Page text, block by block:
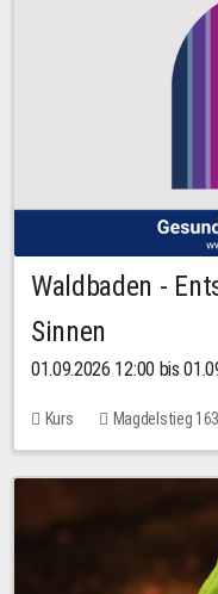
Waldbaden -
Sinnen
01.09.2026 12:00 bis
Kurs Magdelstieg 163